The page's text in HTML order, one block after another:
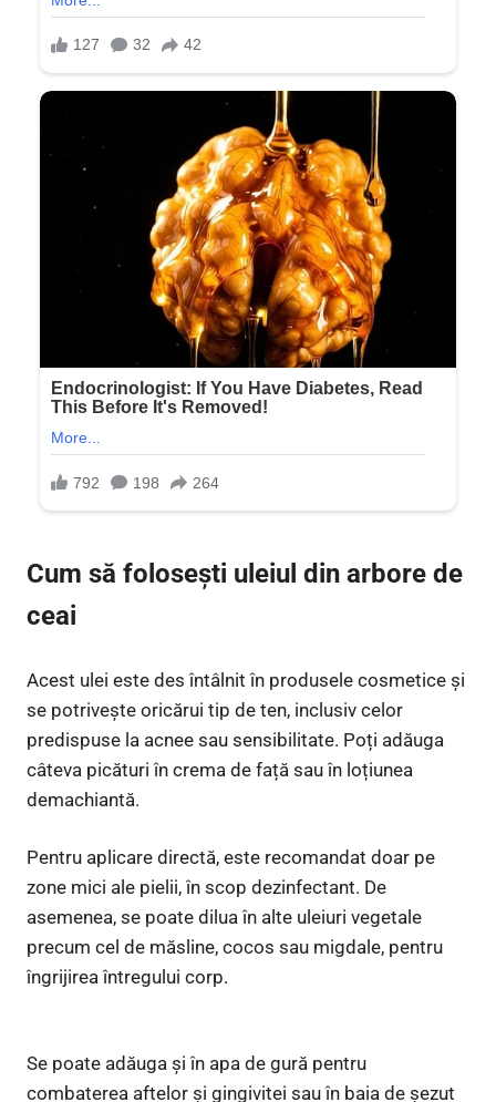
Cum să folosești uleiul din arbore de
ceai
Acest ulei este des întâlnit în produsele cosmetice și
se potrivește oricărui tip de ten, inclusiv celor
predispuse la acnee sau sensibilitate. Poți adăuga
câteva picături în crema de față sau în loțiunea
demachiantă.
Pentru aplicare directă, este recomandat doar pe
zone mici ale pielii, în scop dezinfectant. De
asemenea, se poate dilua în alte uleiuri vegetale
precum cel de măsline, cocos sau migdale, pentru
îngrijirea întregului corp.
Se poate adăuga și în apa de gură pentru
combaterea aftelor și gingivitei sau în baia de șezut